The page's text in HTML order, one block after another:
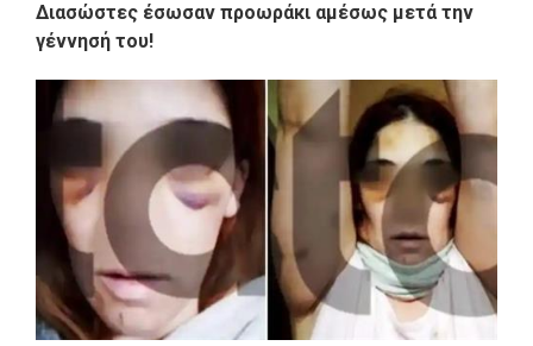
Διασώστες έσωσαν προωράκι αμέσως μετά την
γέννησή του!